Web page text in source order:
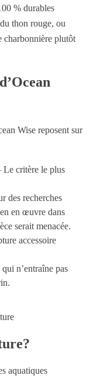
% durables
thon rouge, ou
charbonnière plutôt
Wise reposent sur
Le critère le plus
des recherches
en œuvre dans
serait menacée.
accessoire
n’entraîne pas
aquatiques